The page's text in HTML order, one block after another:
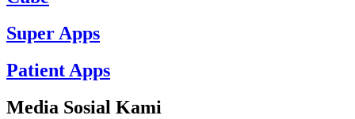
Super Apps
Patient Apps
Media Sosial Kami